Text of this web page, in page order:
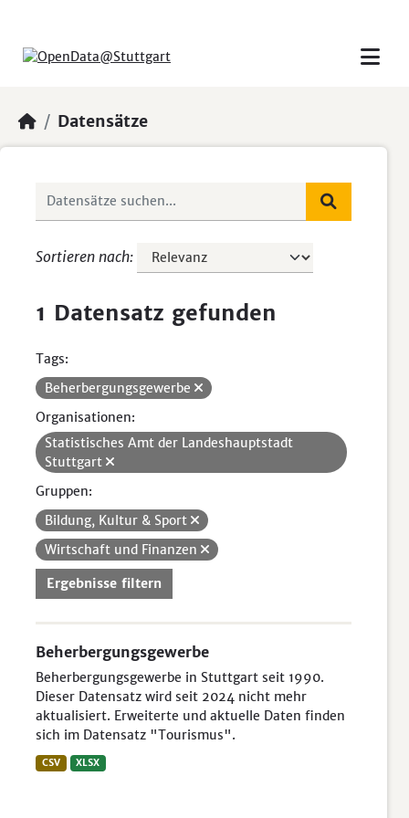
Datensätze
Sortieren nach
1 Datensatz gefunden
Tags:
Beherbergungsgewerbe
Organisationen:
Statistisches Amt der Landeshauptstadt
Stuttgart
Gruppen:
Bildung, Kultur & Sport
Wirtschaft und Finanzen
Ergebnisse filtern
Beherbergungsgewerbe
Beherbergungsgewerbe in Stuttgart seit 1990.
Dieser Datensatz wird seit 2024 nicht mehr
aktualisiert. Erweiterte und aktuelle Daten finden
sich im Datensatz "Tourismus".
CSV XLSX